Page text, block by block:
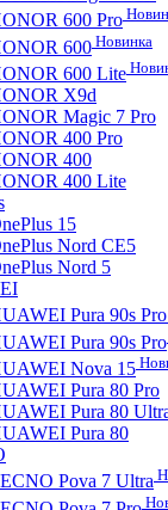
600 Pro
600Новинка
600 Lite
X9d
Magic 7 Pro
400 Pro
400
400 Lite
15
Nord CE5
Nord 5
Pura 90s
Pura 90s Pro
Nova 15
Pura 80 Pro
Pura 80
Pura 80
Pova 7 Ultra